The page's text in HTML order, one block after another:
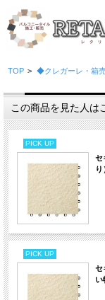
TOP > ◆クレガーレ・箱
この商品を見た人は
PICK UP
セ
り
PICK UP
い